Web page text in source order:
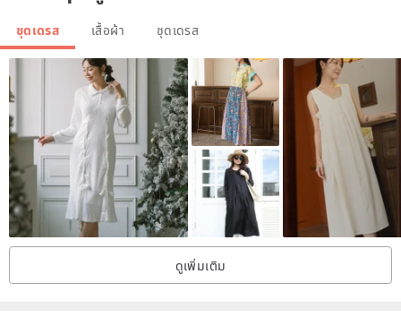
seven days of the system reminding you. Please do not arbitrarily
abandon the bid and destroy the integrity
★The color displayed on the screen of each computer is slightly
different. The original color of the product has been shown in the
picture as much as possible. If there is a color difference after
receipt, please forgive me.
For the actual color, please refer to the flat or close-up image
model: Male 170 cm/ 57 kg Female 153 cm/ 43 kg
ชุดเดรส เสื้อผ้า ชุดเดรส
ดูเพิ่มเติม